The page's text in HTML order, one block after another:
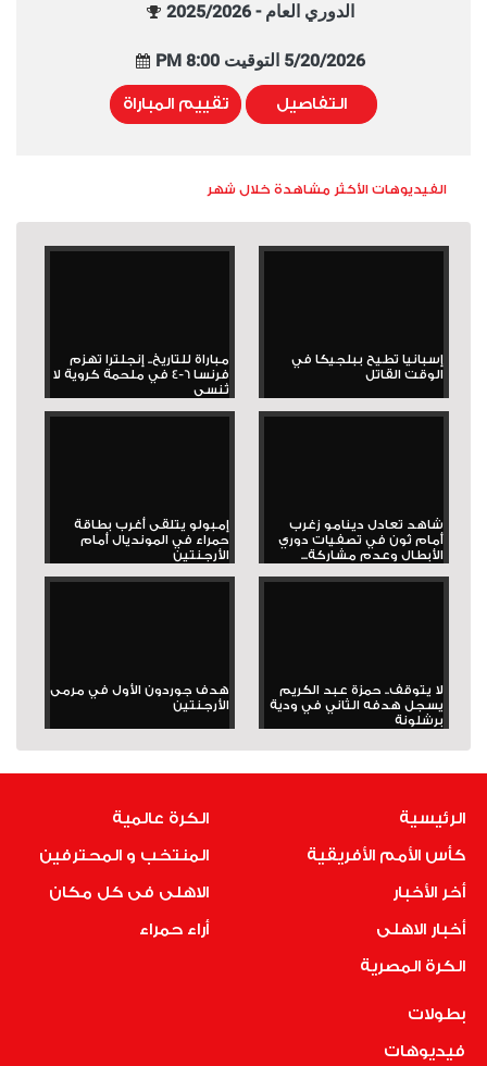
الدوري العام - 2025/2026
5/20/2026 التوقيت 8:00 PM
التفاصيل تقييم المباراة
الفيديوهات الأكثر مشاهدة خلال شهر
إسبانيا تطيح ببلجيكا في
الوقت القاتل
مباراة للتاريخ.. إنجلترا تهزم
فرنسا 6-4 في ملحمة كروية لا
تُنسى
شاهد تعادل دينامو زغرب
أمام ثون في تصفيات دوري
الأبطال وعدم مشاركة...
إمبولو يتلقى أغرب بطاقة
حمراء في المونديال أمام
الأرجنتين
لا يتوقف.. حمزة عبد الكريم
يسجل هدفه الثاني في ودية
برشلونة
هدف جوردون الأول في مرمى
الأرجنتين
الرئيسية
كأس الأمم الأفريقية
أخر الأخبار
أخبار الاهلى
الكرة المصرية
الكرة عالمية
المنتخب و المحترفين
الاهلى فى كل مكان
أراء حمراء
بطولات
فيديوهات